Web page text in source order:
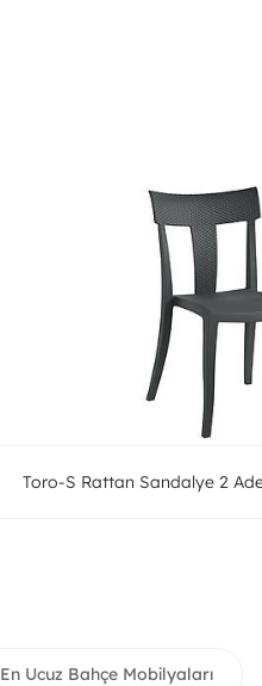
Toro-S Rattan Sandalye 2
En Ucuz Bahçe Mobilyaları